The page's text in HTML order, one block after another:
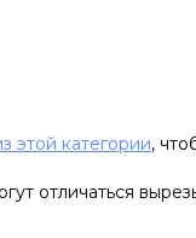
этой категории,
отличаться